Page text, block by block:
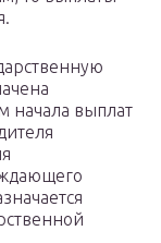
начала выплат